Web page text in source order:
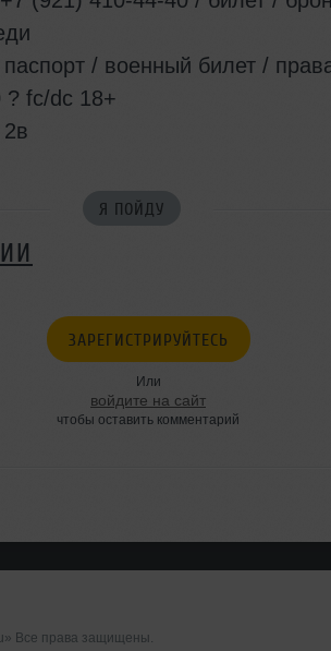
/ военный билет /
? fc/dc 18+
Я ПОЙДУ
ЗАРЕГИСТРИРУЙТЕСЬ
Или
войдите на сайт
чтобы оставить комментарий
Все права защищены.